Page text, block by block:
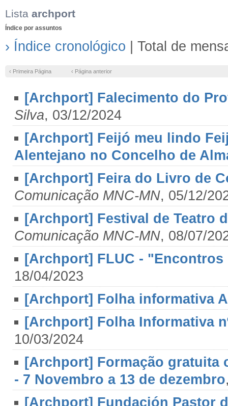
Lista archport
Índice por assuntos
› Índice cronológico | Total de
‹ Primeira Página ‹ Página anterior
[Archport] Falecimento do
Silva, 03/12/2024
[Archport] Feijó meu lindo
Alentejano no Concelho de
[Archport] Feira do Livro de
Comunicação MNC-MN, 05/12/
[Archport] Festival de Teatro
Comunicação MNC-MN, 08/07/
[Archport] FLUC - "Encontros
18/04/2023
[Archport] Folha informativa
[Archport] Folha Informativa
10/03/2024
[Archport] Formação gratuita
- 7 Novembro a 13 de dezembro
[Archport] Fundación Pastor